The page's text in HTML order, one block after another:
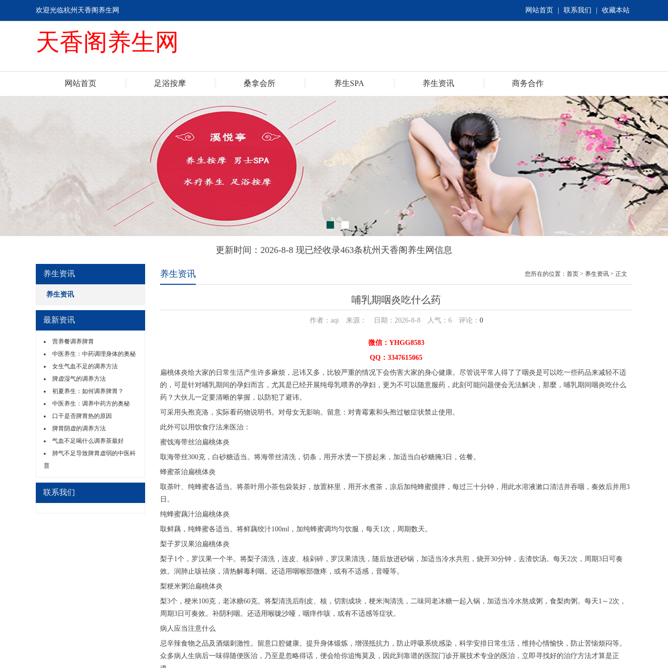
网站首页 联系我们 收藏本站
欢迎光临杭州天香阁养生网
天香阁养生网
网站首页 足浴按摩 桑拿会所 养生SPA 养生资讯 商务合作
更新时间：2026-8-8 现已经收录463条杭州天香阁养生网信息
养生资讯
养生资讯
最新资讯
营养餐调养脾胃
中医养生：中药调理身体的奥秘
女生气血不足的调养方法
脾虚湿气的调养方法
初夏养生：如何调养脾胃？
中医养生：调养中药方的奥秘
口干是否脾胃热的原因
脾胃阴虚的调养方法
气血不足喝什么调养茶最好
肺气不足导致脾胃虚弱的中医科
普
联系我们
养生资讯 您所在的位置： 首页 > 养生资讯 > 正文
哺乳期咽炎吃什么药
作者：aqi 来源： 日期：2026-8-8 人气： 6评论： 0
微信：YHGG8583
QQ：3347615065
扁桃体炎给大家的日常生活产生许多麻烦，忌讳又多，比较严重的情况下会伤害大家的身心健康。尽管说平常人得了了咽炎是可以吃一些药品来减轻不适
的，可是针对哺乳期间的孕妇而言，尤其是已经开展纯母乳喂养的孕妇，更为不可以随意服药，此刻可能问题便会无法解决，那麼，哺乳期间咽炎吃什么
药？大伙儿一定要清晰的掌握，以防犯了避讳。
可采用头孢克洛，实际看药物说明书。对母女无影响。留意：对青霉素和头孢过敏症状禁止使用。
此外可以用饮食疗法来医治：
蜜饯海带丝治扁桃体炎
取海带丝300克，白砂糖适当。将海带丝清洗，切条，用开水烫一下捞起来，加适当白砂糖腌3日，佐餐。
蜂蜜茶治扁桃体炎
取荼叶、纯蜂蜜各适当。将荼叶用小茶包袋装好，放置杯里，用开水煮茶，凉后加纯蜂蜜搅拌，每过三十分钟，用此水溶液漱口清洁并吞咽，奏效后并用3
日。
纯蜂蜜藕汁治扁桃体炎
取鲜藕，纯蜂蜜各适当。将鲜藕绞汁100ml，加纯蜂蜜调均匀饮服，每天1次，周期数天。
梨子罗汉果治扁桃体炎
梨子1个，罗汉果一个半。将梨子清洗，连皮、核剁碎，罗汉果清洗，随后放进砂锅，加适当冷水共煎，烧开30分钟，去渣饮汤。每天2次，周期3日可奏
效。润肺止咳祛痰，清热解毒利咽。还适用咽喉部微疼，或有不适感，音哑等。
梨粳米粥治扁桃体炎
梨3个，梗米100克，老冰糖60克。将梨清洗后削皮、核，切割成块，梗米淘清洗，二味同老冰糖一起入锅，加适当冷水熬成粥，食梨肉粥。每天1～2次，
周期3日可奏效。补阴利咽。还适用喉咙沙哑，咽痒作咳，或有不适感等症状。
病人应当注意什么
忌辛辣食物之品及酒烟刺激性。留意口腔健康。提升身体锻炼，增强抵抗力，防止呼吸系统感染，科学安排日常生活，维持心情愉快，防止苦恼烦闷等。
众多病人生病后一味得随便医治，乃至是忽略得话，便会给你追悔莫及，因此到靠谱的医院门诊开展技术专业的医治，立即寻找好的治疗方法才算是正